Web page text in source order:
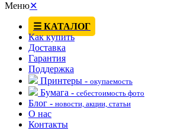
Меню✕
☰ КАТАЛОГ
Как купить
Доставка
Гарантия
Поддержка
Принтеры - окупаемость
Бумага - себестоимость фото
Блог - новости, акции, статьи
О нас
Контакты